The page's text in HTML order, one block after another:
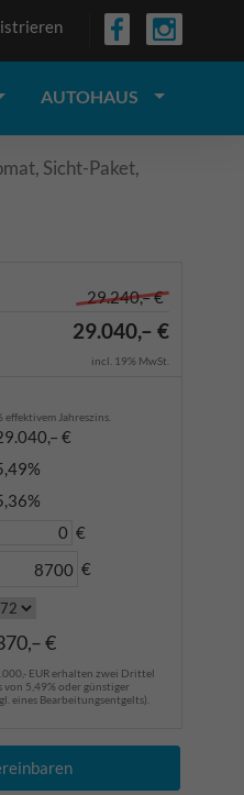
AUTOHAUS
Sicht-Paket,
29.240,– €
29.040,– €
incl. 19% MwSt.
Jahreszins.
€
€
€
€
EUR erhalten zwei Drittel
von 5,49% oder günstiger
eines Bearbeitungsentgelts).